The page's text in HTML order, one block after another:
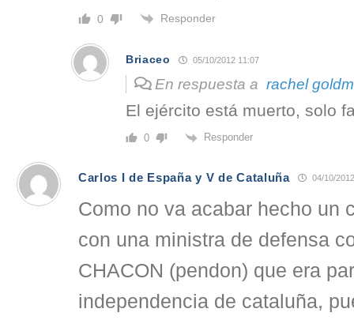
0 Responder
Briaceo 05/10/2012 11:07
En respuesta a rachel
El ejército está muerto, solo
0 Responder
Carlos I de España y V de Cataluña 04/10/
Como no va acabar hecho un
con una ministra de defensa
CHACON (pendon) que era
independencia de cataluña,